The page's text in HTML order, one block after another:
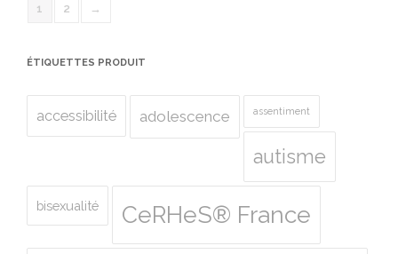
1 2 →
ÉTIQUETTES PRODUIT
accessibilité adolescence assentiment
autisme
bisexualité CeRHeS® France